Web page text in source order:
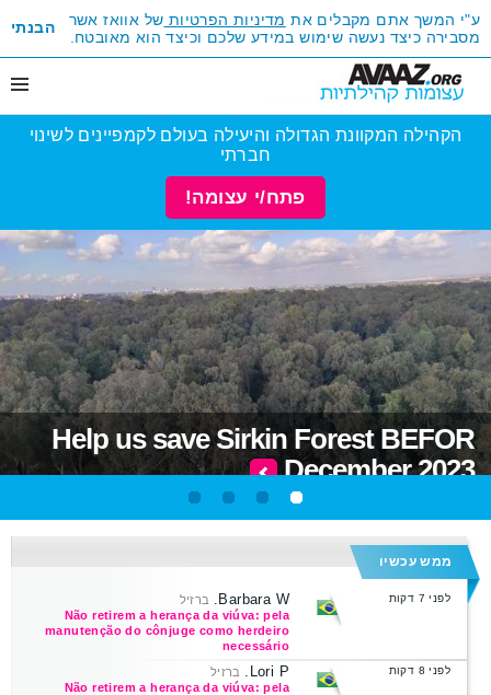
ע"י המשך אתם מקבלים את מדיניות הפרטיות של אוואז אשר
מסבירה כיצד נעשה שימוש במידע שלכם וכיצד הוא מאובטח.
הבנתי
הקהילה המקוונת הגדולה והיעילה בעולם לקמפיינים לשינוי
חברתי
פתח/י עצומה!
Help us save Sirkin Forest BEFOR
December 2023
ממש עכשיו
לפני 7 דקות Barbara W.
ברזיל
Não retirem a herança da viúva: pela
manutenção do cônjuge como herdeiro
necessário
לפני 8 דקות Lori P.
ברזיל
Não retirem a herança da viúva: pela